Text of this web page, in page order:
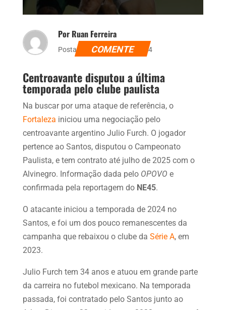
Por Ruan Ferreira
Postado dia 9 de abril de 2024
COMENTE
Centroavante disputou a última
temporada pelo clube paulista
Na buscar por uma ataque de referência, o
Fortaleza iniciou uma negociação pelo
centroavante argentino Julio Furch. O jogador
pertence ao Santos, disputou o Campeonato
Paulista, e tem contrato até julho de 2025 com o
Alvinegro. Informação dada pelo OPOVO e
confirmada pela reportagem do NE45.
O atacante iniciou a temporada de 2024 no
Santos, e foi um dos pouco remanescentes da
campanha que rebaixou o clube da Série A, em
2023.
Julio Furch tem 34 anos e atuou em grande parte
da carreira no futebol mexicano. Na temporada
passada, foi contratado pelo Santos junto ao